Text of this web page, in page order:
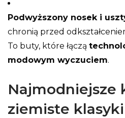
Podwyższony nosek i
chronią przed
To buty, które łączą
modowym wyczuciem.
Najmodniejsze
ziemiste